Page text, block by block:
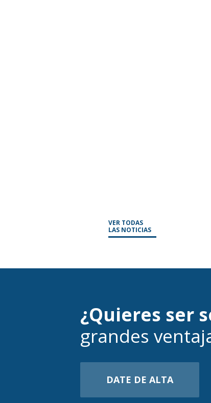
VER TODAS
LAS NOTICIAS
¿Quieres ser
grandes
DATE DE ALTA